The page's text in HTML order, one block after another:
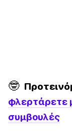
🤓
φλερτάρετε
συμβουλές